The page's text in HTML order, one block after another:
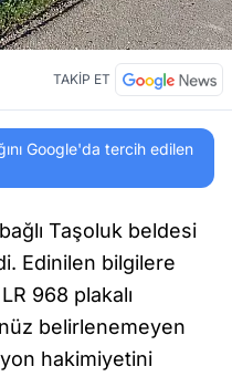
TAKİP ET
Google'da tercih edilen
Taşoluk beldesi
Edinilen bilgilere
968 plakalı
belirlenemeyen
hakimiyetini